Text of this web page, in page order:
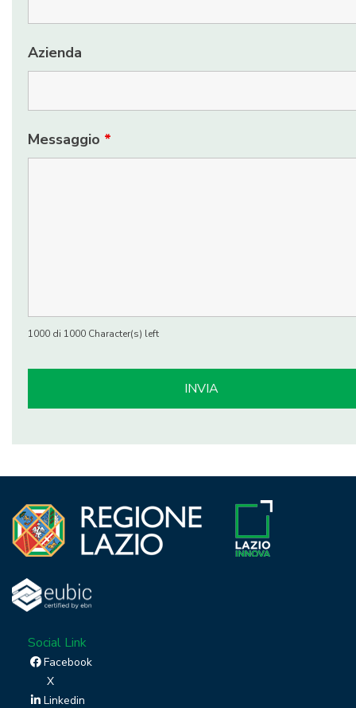
Azienda
Messaggio *
1000 di 1000 Character(s) left
Social Link
Facebook
X
Linkedin